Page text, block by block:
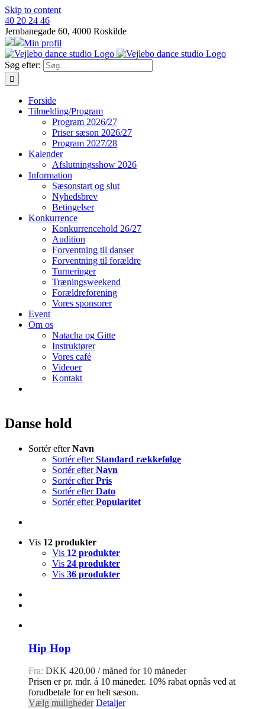
Skip to content
40 20 24 46
Jernbanegade 60, 4000 Roskilde
Min profil
Søg efter:
Forside
Tilmelding/Program
Program 2026/27
Priser sæson 2026/27
Program 2027/28
Kalender
Afslutningsshow 2026
Information
Sæsonstart og slut
Nyhedsbrev
Betingelser
Konkurrence
Konkurrencehold 26/27
Audition
Forventning til danser
Forventning til forældre
Turneringer
Træningsweekend
Forældreforening
Vores sponsorer
Event
Om os
Natacha og Gitte
Instruktører
Vores café
Videoer
Kontakt
Danse hold
Sortér efterNavn
Sortér efterStandard rækkefølge
Sortér efterNavn
Sortér efterPris
Sortér efterDato
Sortér efterPopularitet
Vis 12 produkter
Vis 12 produkter
Vis 24 produkter
Vis 36 produkter
Hip Hop
Fra: DKK 420,00 / måned for 10 måneder
Prisen er pr. mdr. á 10 måneder. 10% rabat opnås ved at
forudbetale for en helt sæson.
Vælg muligheder Detaljer